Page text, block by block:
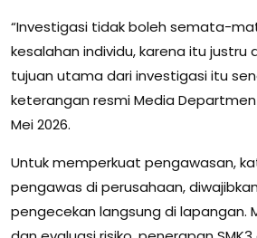
“Investigasi tidak boleh semata-
kesalahan individu, karena itu
tujuan utama dari investigasi itu
keterangan resmi Media Department
Mei 2026.
Untuk memperkuat pengawasan,
pengawas di perusahaan,
pengecekan langsung di lapangan.